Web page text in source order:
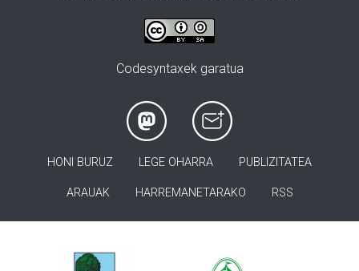
Codesyntaxek garatua
HONI BURUZ LEGE OHARRA PUBLIZITATEA
ARAUAK HARREMANETARAKO RSS